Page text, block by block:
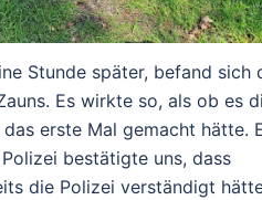
Stunde später, befand sich
Es wirkte so, als ob es
erste Mal gemacht hätte.
bestätigte uns, dass
die Polizei verständigt